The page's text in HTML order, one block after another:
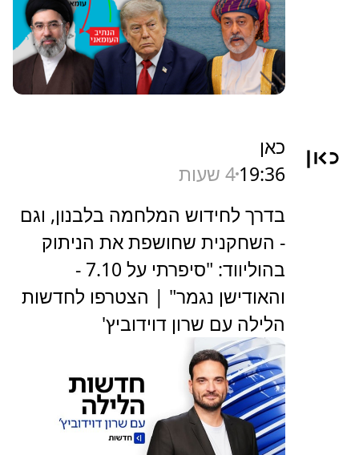
כאן
19:364 שעות
בדרך לחידוש המלחמה בלבנון, וגם
- השחקנית שחושפת את הניתוק
בהוליווד: "סיפרתי על 7.10 -
והאודישן נגמר" | הצטרפו לחדשות
הלילה עם שרון דוידוביץ'